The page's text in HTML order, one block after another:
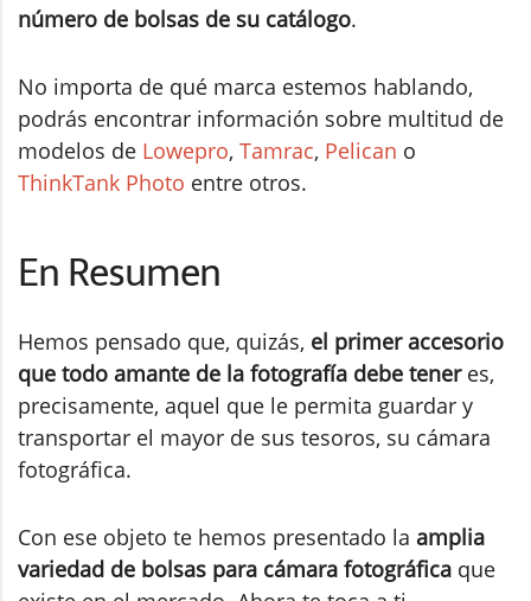
número de bolsas de su catálogo.
No importa de qué marca estemos hablando,
podrás encontrar información sobre multitud de
modelos de Lowepro, Tamrac, Pelican o
ThinkTank Photo entre otros.
En Resumen
Hemos pensado que, quizás, el primer accesorio
que todo amante de la fotografía debe teneres,
precisamente, aquel que le permita guardar y
transportar el mayor de sus tesoros, su cámara
fotográfica.
Con ese objeto te hemos presentado la amplia
variedad de bolsas para cámara fotográfica que